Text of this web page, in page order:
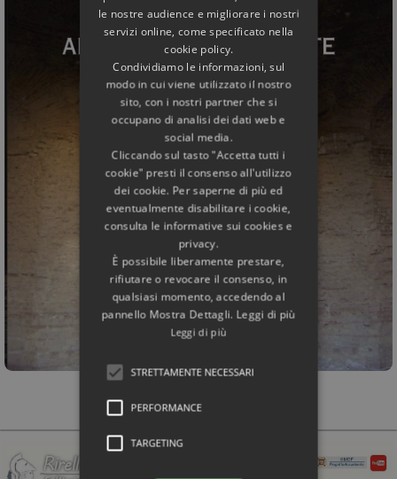
le nostre audience e migliorare i nostri
servizi online, come specificato nella
cookie policy.
Condividiamo le informazioni, sul
modo in cui viene utilizzato il nostro
sito, con i nostri partner che si
occupano di analisi dei dati web e
social media.
Cliccando sul tasto "Accetta tutti i
cookie" presti il consenso all'utilizzo
dei cookie. Per saperne di più ed
eventualmente disabilitare i cookie,
consulta le informative sui cookies e
privacy.
È possibile liberamente prestare,
rifiutare o revocare il consenso, in
qualsiasi momento, accedendo al
pannello Mostra Dettagli. Leggi di più
Leggi di più
STRETTAMENTE NECESSARI
PERFORMANCE
TARGETING